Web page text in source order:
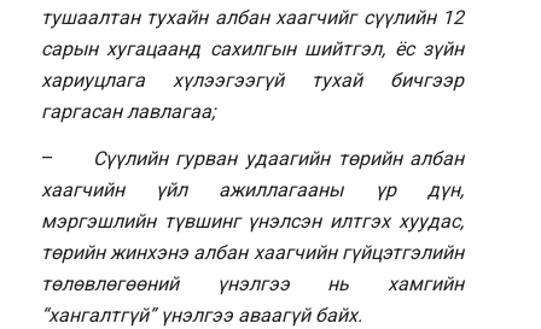
тушаалтан тухайн албан хаагчийг сүүлийн 12
сарын хугацаанд сахилгын шийтгэл, ёс зүйн
хариуцлага хүлээгээгүй тухай бичгээр
гаргасан лавлагаа;
–
Сүүлийн гурван удаагийн төрийн албан
хаагчийн үйл ажиллагааны үр дүн,
мэргэшлийн түвшинг үнэлсэн илтгэх хуудас,
төрийн жинхэнэ албан хаагчийн гүйцэтгэлийн
төлөвлөгөөний үнэлгээ нь хамгийн
“хангалтгүй” үнэлгээ аваагүй байх.